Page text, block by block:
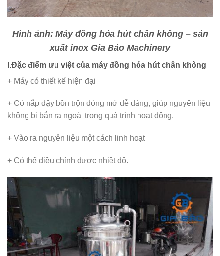
Hình ảnh: Máy đồng hóa hút chân không – sản
xuất inox Gia Bảo Machinery
I.Đặc điểm ưu việt của máy đồng hóa hút chân không
+ Máy có thiết kế hiện đại
+ Có nắp đậy bồn trộn đóng mở dễ dàng, giúp nguyên liệu
không bị bắn ra ngoài trong quá trình hoạt động.
+ Vào ra nguyên liệu một cách linh hoạt
+ Có thể điều chỉnh được nhiệt độ.